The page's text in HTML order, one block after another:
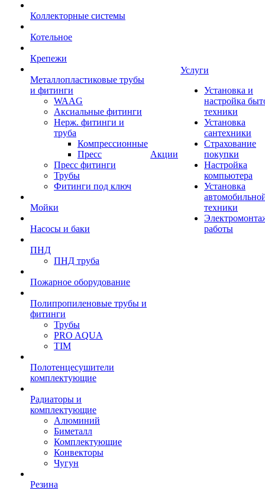
Коллекторные системы
Котельное
Крепежи
Металлопластиковые трубы
и фитинги
WAAG
Аксиальные фитинги
Нерж. фитинги и
труба
Компрессионные
Пресс
Пресс фитинги
Трубы
Фитинги под ключ
Мойки
Насосы и баки
ПНД
ПНД труба
Пожарное оборудование
Полипропиленовые трубы и
фитинги
Трубы
PRO AQUA
TIM
Полотенцесушители
комплектующие
Радиаторы и
комплектующие
Алюминий
Биметалл
Комплектующие
Конвекторы
Чугун
Резина
Акции
Услуги
Установка и
настройка
техники
Установка
сантехники
Страхование
покупки
Настройка
компьютера
Установка
техники
работы